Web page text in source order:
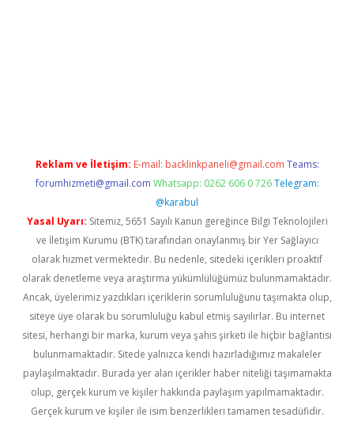
Reklam ve İletişim: E-mail: backlinkpaneli@gmail.com Teams:
forumhizmeti@gmail.com Whatsapp: 0262 606 0 726 Telegram:
@karabul
Yasal Uyarı: Sitemiz, 5651 Sayılı Kanun gereğince Bilgi Teknolojileri
ve İletişim Kurumu (BTK) tarafından onaylanmış bir Yer Sağlayıcı
olarak hizmet vermektedir. Bu nedenle, sitedeki içerikleri proaktif
olarak denetleme veya araştırma yükümlülüğümüz bulunmamaktadır.
Ancak, üyelerimiz yazdıkları içeriklerin sorumluluğunu taşımakta olup,
siteye üye olarak bu sorumluluğu kabul etmiş sayılırlar. Bu internet
sitesi, herhangi bir marka, kurum veya şahıs şirketi ile hiçbir bağlantısı
bulunmamaktadır. Sitede yalnızca kendi hazırladığımız makaleler
paylaşılmaktadır. Burada yer alan içerikler haber niteliği taşımamakta
olup, gerçek kurum ve kişiler hakkında paylaşım yapılmamaktadır.
Gerçek kurum ve kişiler ile isim benzerlikleri tamamen tesadüfidir.